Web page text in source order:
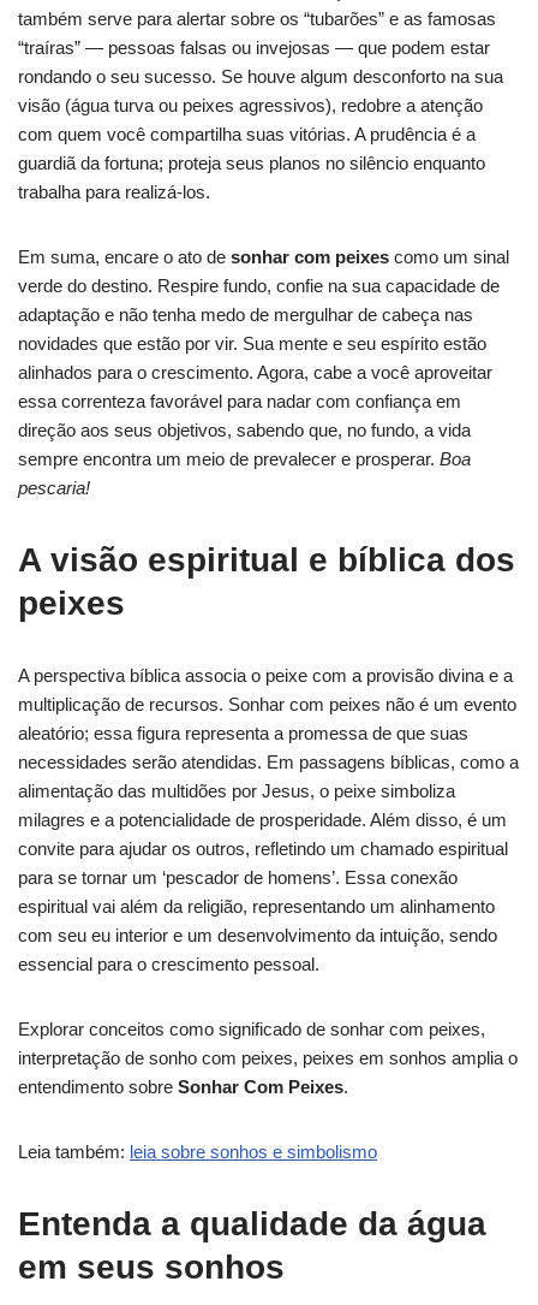
também serve para alertar sobre os “tubarões” e as famosas
“traíras” — pessoas falsas ou invejosas — que podem estar
rondando o seu sucesso. Se houve algum desconforto na sua
visão (água turva ou peixes agressivos), redobre a atenção
com quem você compartilha suas vitórias. A prudência é a
guardiã da fortuna; proteja seus planos no silêncio enquanto
trabalha para realizá-los.
Em suma, encare o ato de sonhar com peixes como um sinal
verde do destino. Respire fundo, confie na sua capacidade de
adaptação e não tenha medo de mergulhar de cabeça nas
novidades que estão por vir. Sua mente e seu espírito estão
alinhados para o crescimento. Agora, cabe a você aproveitar
essa correnteza favorável para nadar com confiança em
direção aos seus objetivos, sabendo que, no fundo, a vida
sempre encontra um meio de prevalecer e prosperar. Boa
pescaria!
A visão espiritual e bíblica dos
peixes
A perspectiva bíblica associa o peixe com a provisão divina e a
multiplicação de recursos. Sonhar com peixes não é um evento
aleatório; essa figura representa a promessa de que suas
necessidades serão atendidas. Em passagens bíblicas, como a
alimentação das multidões por Jesus, o peixe simboliza
milagres e a potencialidade de prosperidade. Além disso, é um
convite para ajudar os outros, refletindo um chamado espiritual
para se tornar um ‘pescador de homens’. Essa conexão
espiritual vai além da religião, representando um alinhamento
com seu eu interior e um desenvolvimento da intuição, sendo
essencial para o crescimento pessoal.
Explorar conceitos como significado de sonhar com peixes,
interpretação de sonho com peixes, peixes em sonhos amplia o
entendimento sobre Sonhar Com Peixes.
Leia também: leia sobre sonhos e simbolismo
Entenda a qualidade da água
em seus sonhos